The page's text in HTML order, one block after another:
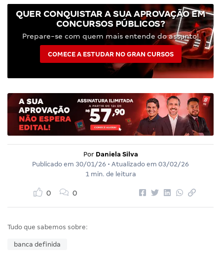
QUER CONQUISTAR A SUA APROVAÇÃO EM
CONCURSOS PÚBLICOS?
Prepare-se com quem mais entende do assunto!
COMECE A ESTUDAR NO GRAN CURSOS
Por Daniela Silva
Publicado em 30/01/26 • Atualizado em 03/02/26
1 min. de leitura
0 0
Tudo que sabemos sobre:
banca definida